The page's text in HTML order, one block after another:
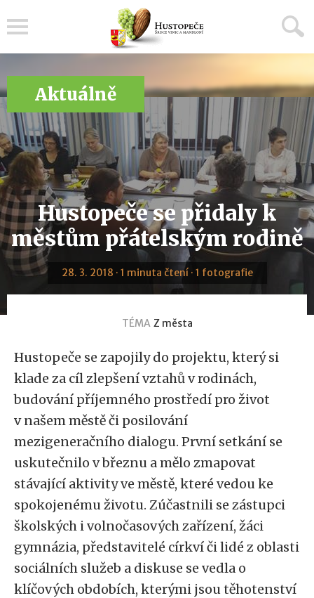
Aktuálně
Hustopeče se přidaly k
městům přátelským rodině
28. 3. 2018 · 1 minuta čtení · 1 fotografie
TÉMA Z města
Hustopeče se zapojily do projektu, který si
klade za cíl zlepšení vztahů v rodinách,
budování příjemného prostředí pro život
v našem městě či posilování
mezigeneračního dialogu. První setkání se
uskutečnilo v březnu a mělo zmapovat
stávající aktivity ve městě, které vedou ke
spokojenému životu. Zúčastnili se zástupci
školských i volnočasových zařízení, žáci
gymnázia, představitelé církví či lidé z oblasti
sociálních služeb a diskuse se vedla o
klíčových obdobích, kterými jsou těhotenství